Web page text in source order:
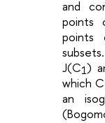
and
points
J(C1)
which C
an